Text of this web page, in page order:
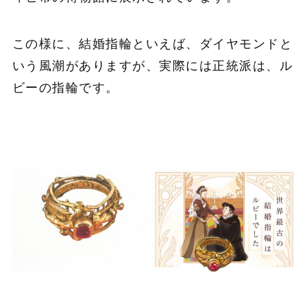
この様に、結婚指輪といえば、ダイヤモンドと
いう風潮がありますが、実際には正統派は、ル
ビーの指輪です。